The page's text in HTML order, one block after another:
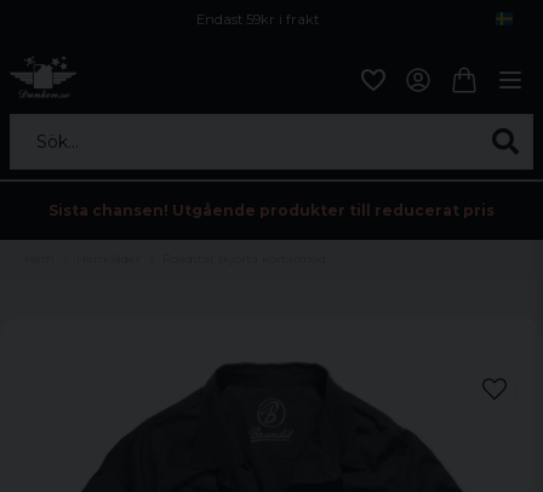
Endast 59kr i frakt
Sök...
Sista chansen! Utgående produkter till reducerat pris